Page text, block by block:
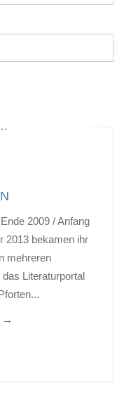
2009 / Anfang
2013 bekamen ihr
mehreren
Literaturportal
→